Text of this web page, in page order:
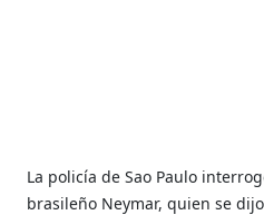
La policía de Sao Paulo
brasileño Neymar, quien se